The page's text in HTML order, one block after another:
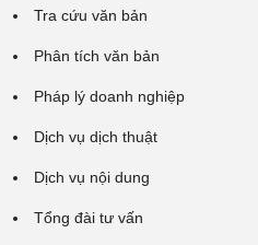
Tra cứu văn bản
Phân tích văn bản
Pháp lý doanh nghiệp
Dịch vụ dịch thuật
Dịch vụ nội dung
Tổng đài tư vấn